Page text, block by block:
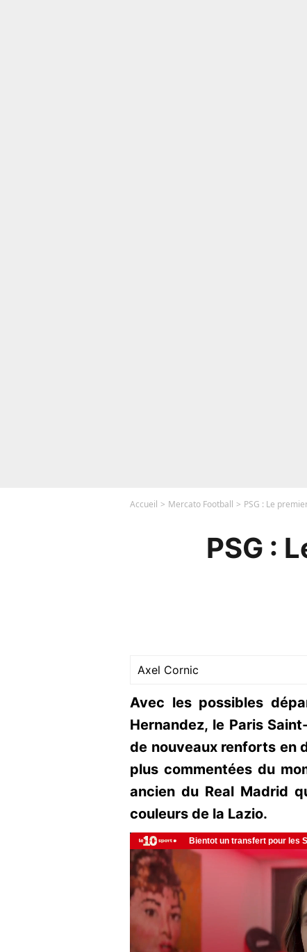
Accueil Mercato Football PSG : Le
PSG :
Axel Cornic
Avec les possibles
Hernandez, le Paris
de nouveaux renforts en
plus commentées du
ancien du Real Madrid
couleurs de la Lazio.